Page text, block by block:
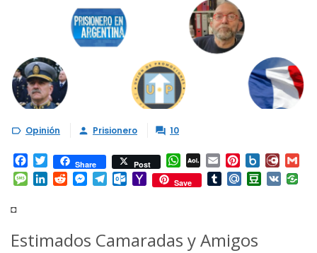
 Opinión  Prisionero  10
Facebook
TwitterShare Post WhatsApp
AOL
Mail
Email Pinterest
Box.net
Message
LinkedInRedditMessenger
TelegramOutlook.com
YahooSave TumblrMail.RuDouban
VK
◘
Estimados Camaradas y Amigos